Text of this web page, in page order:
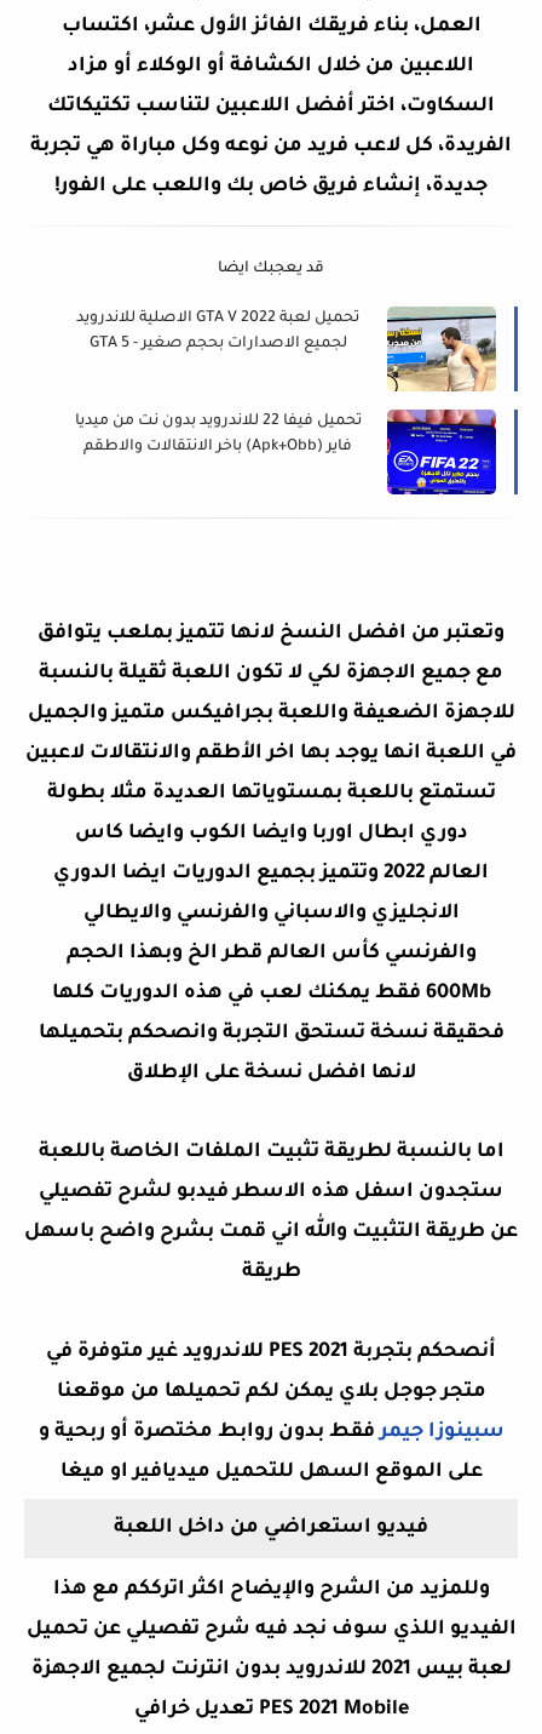
العمل، بناء فريقك الفائز الأول عشر، اكتساب
اللاعبين من خلال الكشافة أو الوكلاء أو مزاد
السكاوت، اختر أفضل اللاعبين لتناسب تكتيكاتك
الفريدة، كل لاعب فريد من نوعه وكل مباراة هي تجربة
جديدة، إنشاء فريق خاص بك واللعب على الفور!
قد يعجبك ايضا
تحميل لعبة GTA V 2022 الاصلية للاندرويد
لجميع الاصدارات بحجم صغير - GTA 5
تحميل فيفا 22 للاندرويد بدون نت من ميديا
فاير (Apk+Obb) باخر الانتقالات والاطقم
وتعتبر من افضل النسخ لانها تتميز بملعب يتوافق
مع جميع الاجهزة لكي لا تكون اللعبة ثقيلة بالنسبة
للاجهزة الضعيفة واللعبة بجرافيكس متميز والجميل
في اللعبة انها يوجد بها اخر الأطقم والانتقالات لاعبين
تستمتع باللعبة بمستوياتها العديدة مثلا بطولة
دوري ابطال اوربا وايضا الكوب وايضا كاس
العالم 2022 وتتميز بجميع الدوريات ايضا الدوري
الانجليزي والاسباني والفرنسي والايطالي
والفرنسي كأس العالم قطر الخ وبهذا الحجم
600Mb فقط يمكنك لعب في هذه الدوريات كلها
فحقيقة نسخة تستحق التجربة وانصحكم بتحميلها
لانها افضل نسخة على الإطلاق
اما بالنسبة لطريقة تثبيت الملفات الخاصة باللعبة
ستجدون اسفل هذه الاسطر فيدبو لشرح تفصيلي
عن طريقة التثبيت والله اني قمت بشرح واضح باسهل
طريقة
أنصحكم بتجربة PES 2021 للاندرويد غير متوفرة في
متجر جوجل بلاي يمكن لكم تحميلها من موقعنا
سبينوزا جيمرفقط بدون روابط مختصرة أو ربحية و
على الموقع السهل للتحميل ميديافير او ميغا
فيديو استعراضي من داخل اللعبة
وللمزيد من الشرح والإيضاح اكثر اترككم مع هذا
الفيديو اللذي سوف نجد فيه شرح تفصيلي عن تحميل
لعبة بيس 2021 للاندرويد بدون انترنت لجميع الاجهزة
PES 2021 Mobile تعديل خرافي